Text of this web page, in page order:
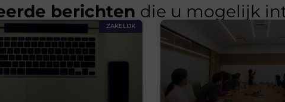
berichten die u mogelijk
ZAKELIJK